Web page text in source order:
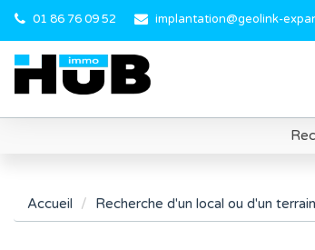
01 86 76 09 52 implantation@geolink-
Accueil Recherche d'un local ou d'un terrain